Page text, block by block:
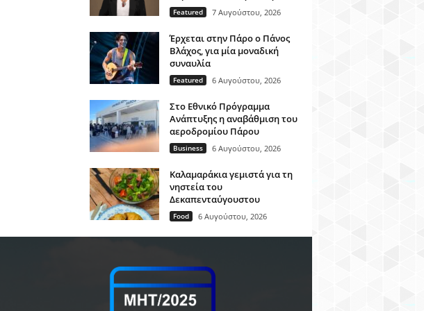
Featured 7 Αυγούστου, 2026
Έρχεται στην Πάρο ο Πάνος
Βλάχος, για μία μοναδική
συναυλία
Featured 6 Αυγούστου, 2026
Στο Εθνικό Πρόγραμμα
Ανάπτυξης η αναβάθμιση του
αεροδρομίου Πάρου
Business 6 Αυγούστου, 2026
Καλαμαράκια γεμιστά για τη
νηστεία του
Δεκαπενταύγουστου
Food 6 Αυγούστου, 2026